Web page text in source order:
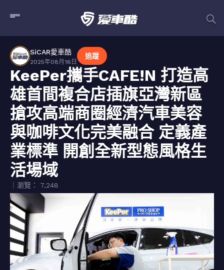
SiCAR愛車酷
2025年08月16日
追蹤
KeePer攜手CAFE!N 打造高
雄首間複合店插旗亞灣新區
搶攻高端商圈經濟汽車美容
與咖啡文化完美融合 定義產
業標準 開創全新型態風格生
活場域
｜瀏覽： 7,248